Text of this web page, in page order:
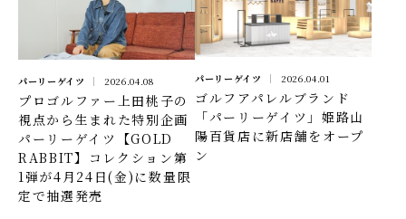
パーリーゲイツ 2026.04.08
プロゴルファー上田桃子の
視点から生まれた特別企画
パーリーゲイツ【GOLD
RABBIT】コレクション第
1弾が4月24日(金)に数量限
定で抽選発売
パーリーゲイツ 2026.04.01
ゴルフアパレルブランド
「パーリーゲイツ」姫路山
陽百貨店に新店舗をオープ
ン